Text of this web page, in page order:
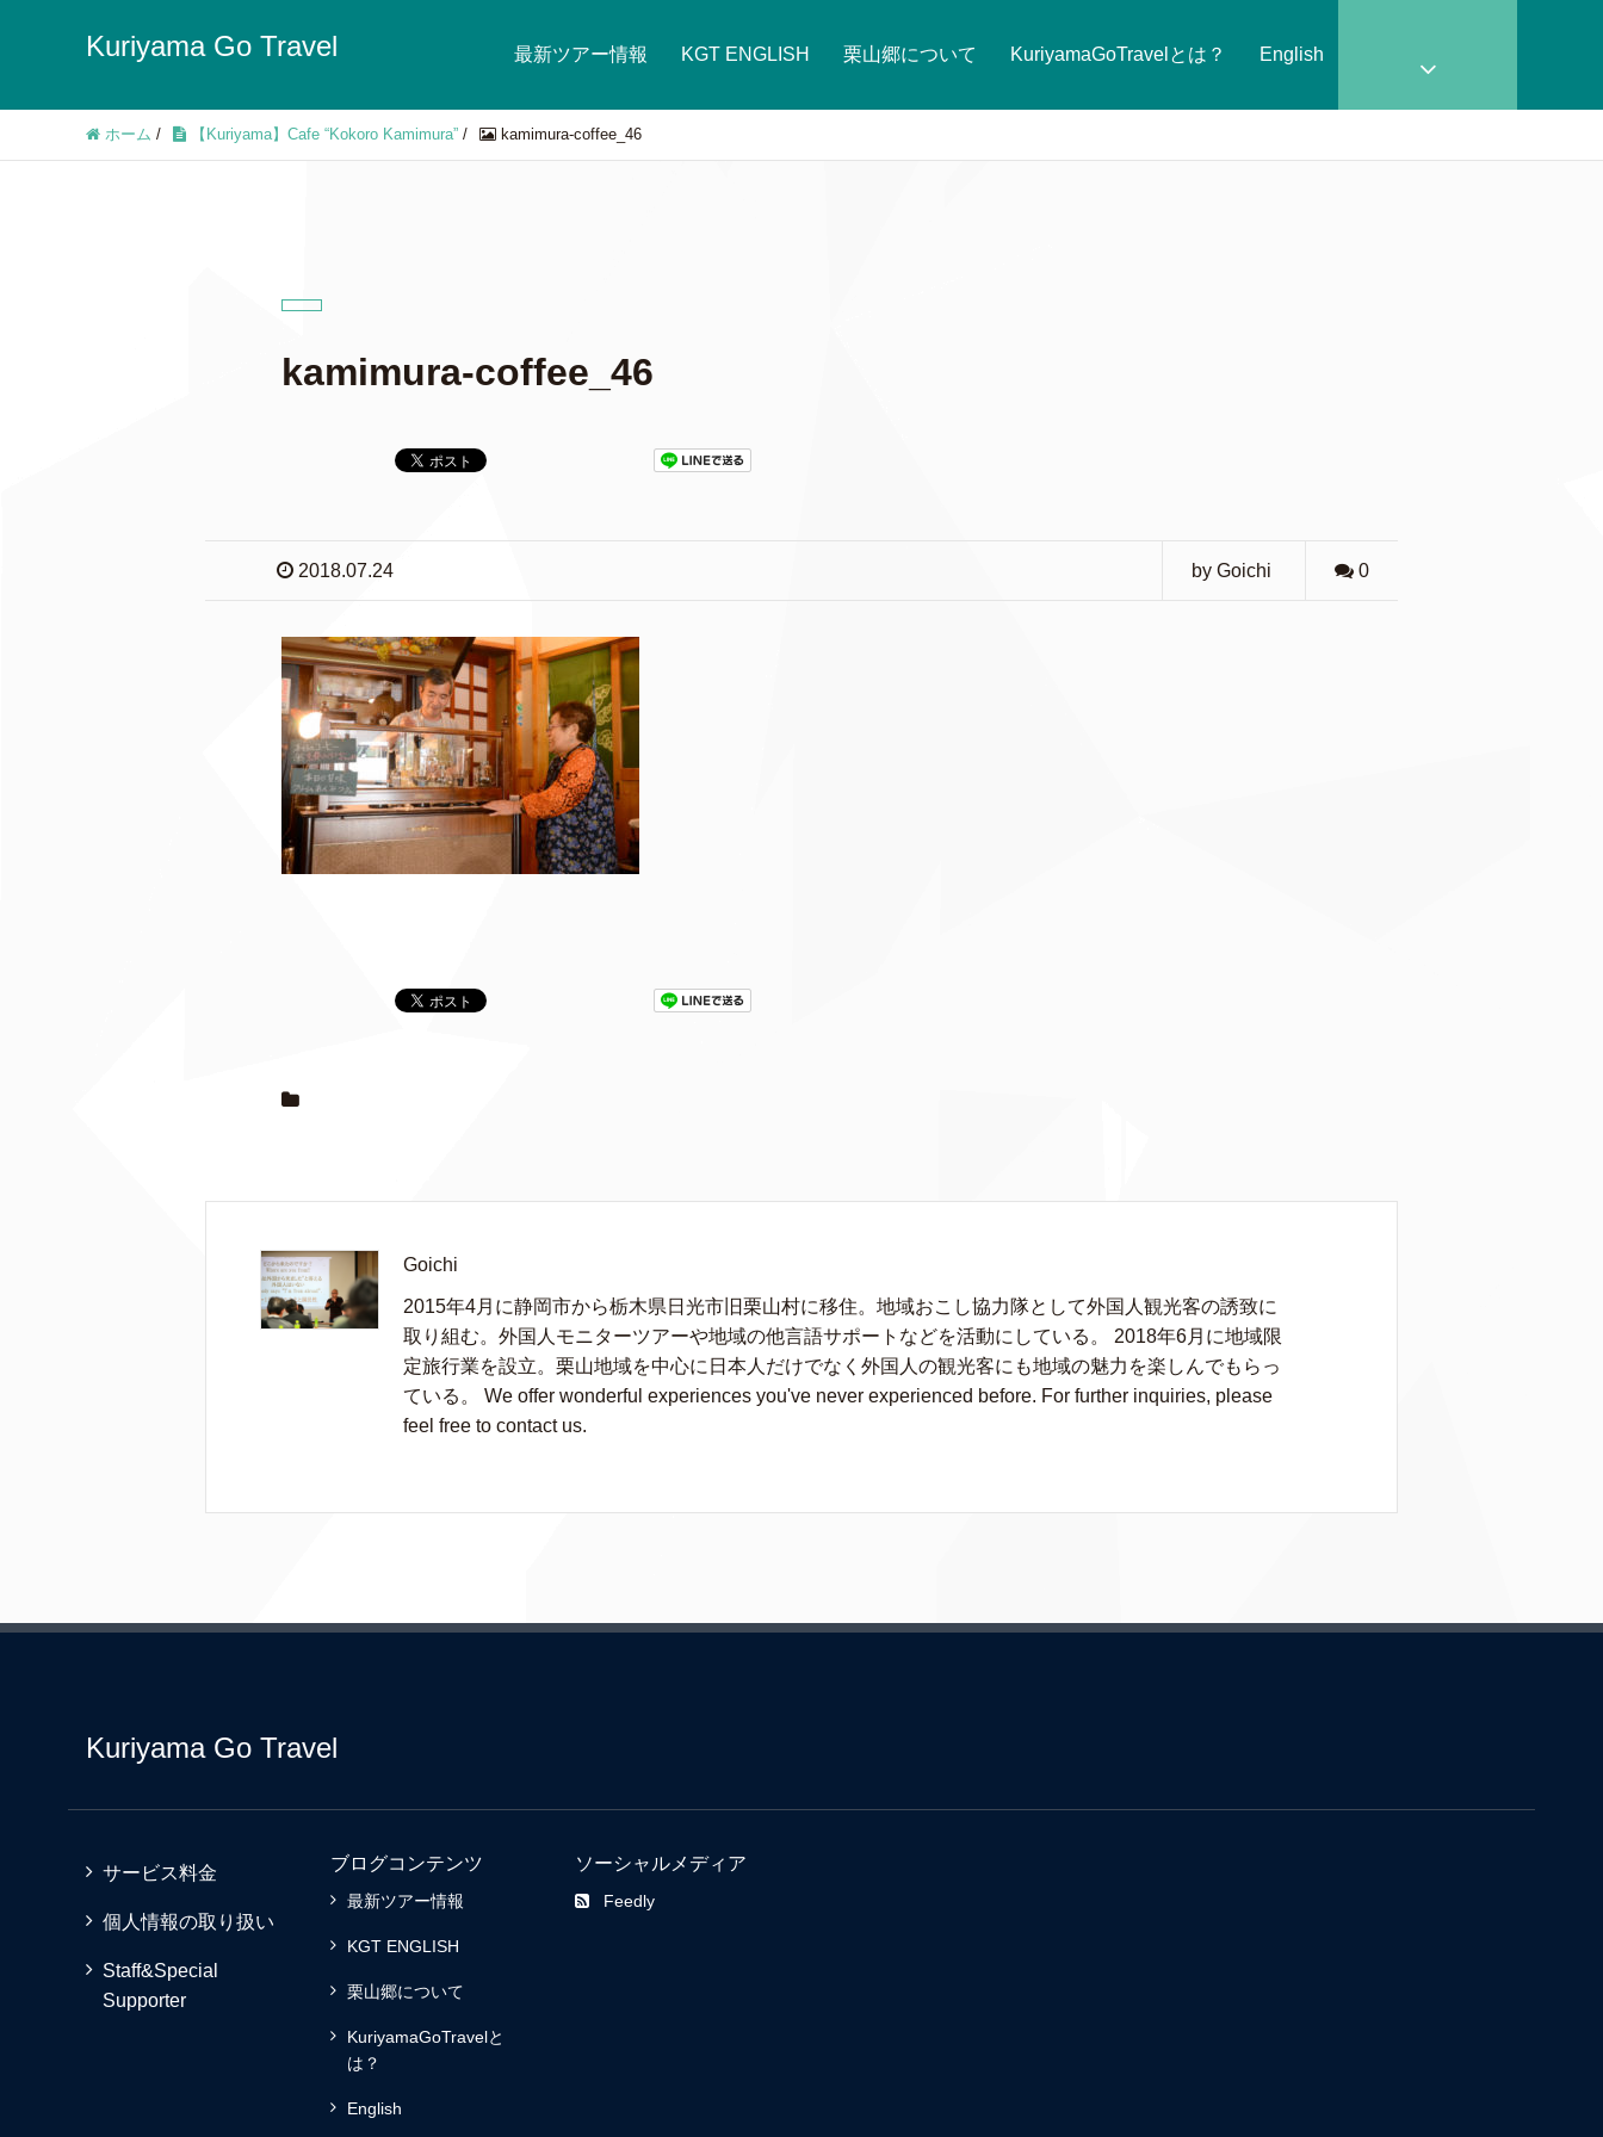
Kuriyama Go Travel 最新ツアー情報 KGT ENGLISH 栗山郷について KuriyamaGoTravelとは？ English
ホーム / 【Kuriyama】Cafe “Kokoro Kamimura” / kamimura-coffee_46
kamimura-coffee_46
2018.07.24 by Goichi 0
Goichi
2015年4月に静岡市から栃木県日光市旧栗山村に移住。地域おこし協力隊として外国人観光客の誘致に
取り組む。外国人モニターツアーや地域の他言語サポートなどを活動にしている。 2018年6月に地域限
定旅行業を設立。栗山地域を中心に日本人だけでなく外国人の観光客にも地域の魅力を楽しんでもらっ
ている。 We offer wonderful experiences you've never experienced before. For further inquiries, please
feel free to contact us.
Kuriyama Go Travel
サービス料金
個人情報の取り扱い
Staff&Special
Supporter
ブログコンテンツ
最新ツアー情報
KGT ENGLISH
栗山郷について
KuriyamaGoTravelと
は？
English
ソーシャルメディア
Feedly